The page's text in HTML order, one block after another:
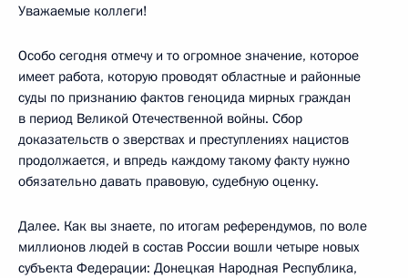
Уважаемые коллеги!
Особо сегодня отмечу и то огромное значение, которое
имеет работа, которую проводят областные и районные
суды по признанию фактов геноцида мирных граждан
в период Великой Отечественной войны. Сбор
доказательств о зверствах и преступлениях нацистов
продолжается, и впредь каждому такому факту нужно
обязательно давать правовую, судебную оценку.
Далее. Как вы знаете, по итогам референдумов, по воле
миллионов людей в состав России вошли четыре новых
субъекта Федерации: Донецкая Народная Республика,